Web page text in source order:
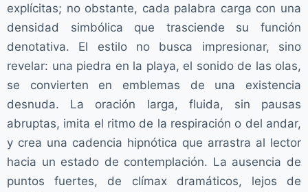
explícitas; no obstante, cada palabra carga con una
densidad simbólica que trasciende su función
denotativa. El estilo no busca impresionar, sino
revelar: una piedra en la playa, el sonido de las olas,
se convierten en emblemas de una existencia
desnuda. La oración larga, fluida, sin pausas
abruptas, imita el ritmo de la respiración o del andar,
y crea una cadencia hipnótica que arrastra al lector
hacia un estado de contemplación. La ausencia de
puntos fuertes, de clímax dramáticos, lejos de